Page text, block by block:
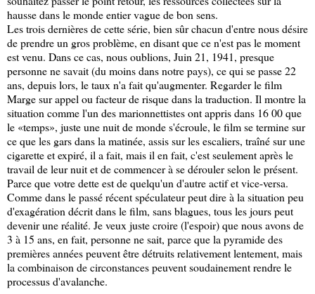
hausse dans le monde entier vague de bon sens.
Les trois dernières de cette série, bien sûr chacun d'entre nous désire
de prendre un gros problème, en disant que ce n'est pas le moment
est venu. Dans ce cas, nous oublions, Juin 21, 1941, presque
personne ne savait (du moins dans notre pays), ce qui se passe 22
ans, depuis lors, le taux n'a fait qu'augmenter. Regarder le film
Marge sur appel ou facteur de risque dans la traduction. Il montre la
situation comme l'un des marionnettistes ont appris dans 16 00 que
le «temps», juste une nuit de monde s'écroule, le film se termine sur
ce que les gars dans la matinée, assis sur les escaliers, traîné sur une
cigarette et expiré, il a fait, mais il en fait, c'est seulement après le
travail de leur nuit et de commencer à se dérouler selon le présent.
Parce que votre dette est de quelqu'un d'autre actif et vice-versa.
Comme dans le passé récent spéculateur peut dire à la situation peu
d'exagération décrit dans le film, sans blagues, tous les jours peut
devenir une réalité. Je veux juste croire (l'espoir) que nous avons de
3 à 15 ans, en fait, personne ne sait, parce que la pyramide des
premières années peuvent être détruits relativement lentement, mais
la combinaison de circonstances peuvent soudainement rendre le
processus d'avalanche.